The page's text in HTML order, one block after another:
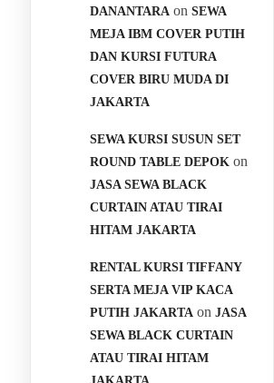
DANANTARA onSEWA
MEJA IBM COVER PUTIH
DAN KURSI FUTURA
COVER BIRU MUDA DI
JAKARTA
SEWA KURSI SUSUN SET
ROUND TABLE DEPOK on
JASA SEWA BLACK
CURTAIN ATAU TIRAI
HITAM JAKARTA
RENTAL KURSI TIFFANY
SERTA MEJA VIP KACA
PUTIH JAKARTA onJASA
SEWA BLACK CURTAIN
ATAU TIRAI HITAM